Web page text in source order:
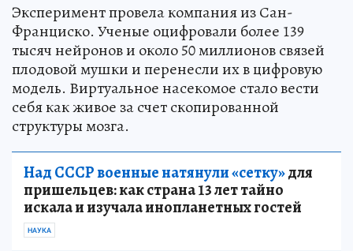
Эксперимент провела компания из Сан-
Франциско. Ученые оцифровали более 139
тысяч нейронов и около 50 миллионов связей
плодовой мушки и перенесли их в цифровую
модель. Виртуальное насекомое стало вести
себя как живое за счет скопированной
структуры мозга.
Над СССР военные натянули «сетку»для
пришельцев: как страна 13 лет тайно
искала и изучала инопланетных гостей
НАУКА